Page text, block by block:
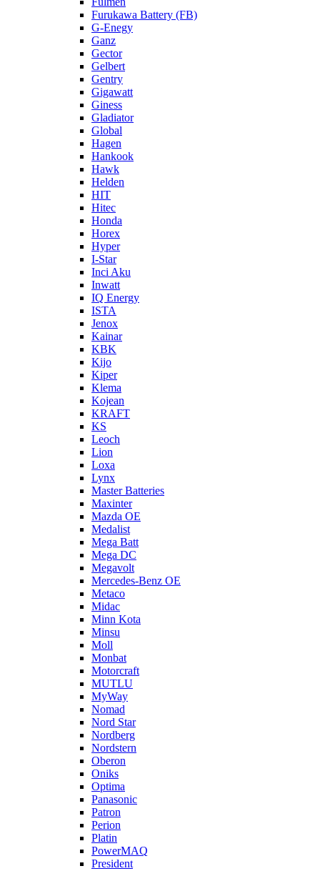
Furukawa Battery (FB)
G-Enegy
Ganz
Gector
Gelbert
Gentry
Gigawatt
Giness
Gladiator
Global
Hagen
Hankook
Hawk
Helden
HIT
Hitec
Honda
Horex
Hyper
I-Star
Inci Aku
Inwatt
IQ Energy
ISTA
Jenox
Kainar
KBK
Kijo
Kiper
Klema
Kojean
KRAFT
KS
Leoch
Lion
Loxa
Lynx
Master Batteries
Maxinter
Mazda OE
Medalist
Mega Batt
Mega DC
Megavolt
Mercedes-Benz OE
Metaco
Midac
Minn Kota
Minsu
Moll
Monbat
Motorcraft
MUTLU
MyWay
Nomad
Nord Star
Nordberg
Nordstern
Oberon
Oniks
Optima
Panasonic
Patron
Perion
Platin
PowerMAQ
President